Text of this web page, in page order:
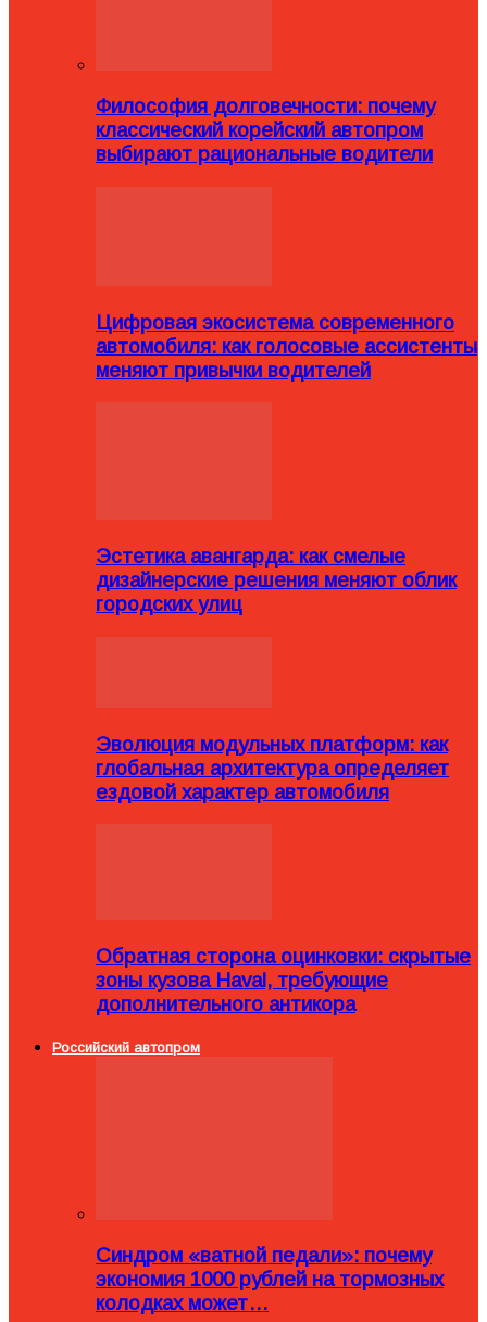
Философия долговечности: почему
классический корейский автопром
выбирают рациональные водители
Цифровая экосистема современного
автомобиля: как голосовые ассистенты
меняют привычки водителей
Эстетика авангарда: как смелые
дизайнерские решения меняют облик
городских улиц
Эволюция модульных платформ: как
глобальная архитектура определяет
ездовой характер автомобиля
Обратная сторона оцинковки: скрытые
зоны кузова Haval, требующие
дополнительного антикора
Российский автопром
Синдром «ватной педали»: почему
экономия 1000 рублей на тормозных
колодках может…